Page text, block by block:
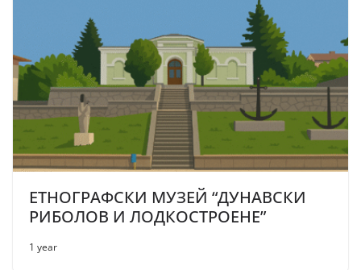
ЕТНОГРАФСКИ МУЗЕЙ “ДУНАВСКИ
РИБОЛОВ И ЛОДКОСТРОЕНЕ”
1 year